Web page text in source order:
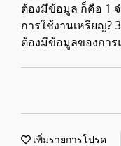
ต้องมีข้อมูล ก็คือ 1
การใช้งานเหรียญ?
ต้องมีข้อมูลของการ
เพิ่มรายการโปรด